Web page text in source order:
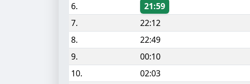
6.
21:59
7.
22:12
8.
22:49
9.
00:10
10.
02:03